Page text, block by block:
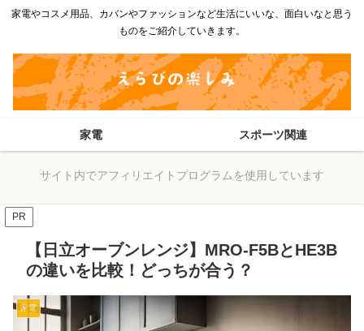
家電やコスメ用品、カバンやファッションなど生活にいいな、面白いなと思う
ものをご紹介していきます。
家電 スポーツ関連
サイト内でアフィリエイトプログラムを使用しています
PR
【日立オーブンレンジ】MRO-F5BとHE3B
の違いを比較！どっちが合う？
家電